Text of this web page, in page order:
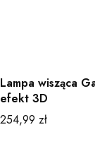
Lampa wisząca
efekt 3D
Cena
254,99 zł